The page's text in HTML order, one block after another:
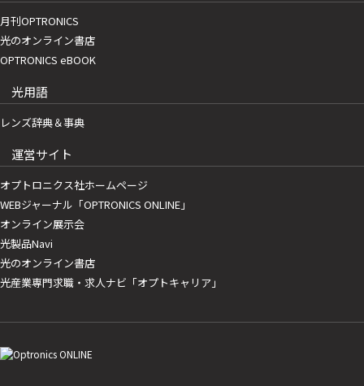
月刊OPTRONICS
光のオンライン書店
OPTRONICS eBOOK
光用語
レンズ辞典＆事典
運営サイト
オプトロニクス社ホームページ
WEBジャーナル「OPTRONICS ONLINE」
オンライン展示会
光製品Navi
光のオンライン書店
光産業専門求職・求人ナビ「オプトキャリア」